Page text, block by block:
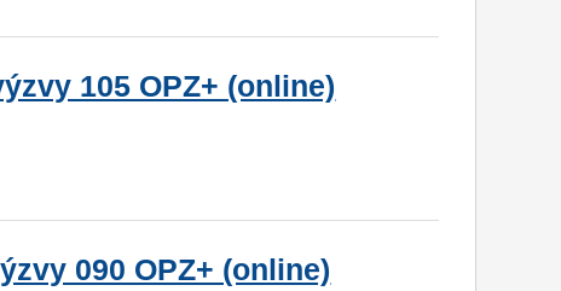
105 OPZ+ (online)
090 OPZ+ (online)